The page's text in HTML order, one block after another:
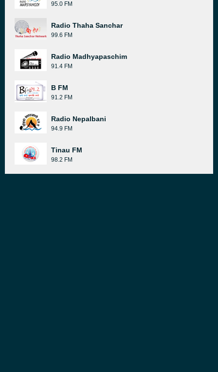
95.0 FM
Radio Thaha Sanchar
99.6 FM
Radio Madhyapaschim
91.4 FM
B FM
91.2 FM
Radio Nepalbani
94.9 FM
Tinau FM
98.2 FM